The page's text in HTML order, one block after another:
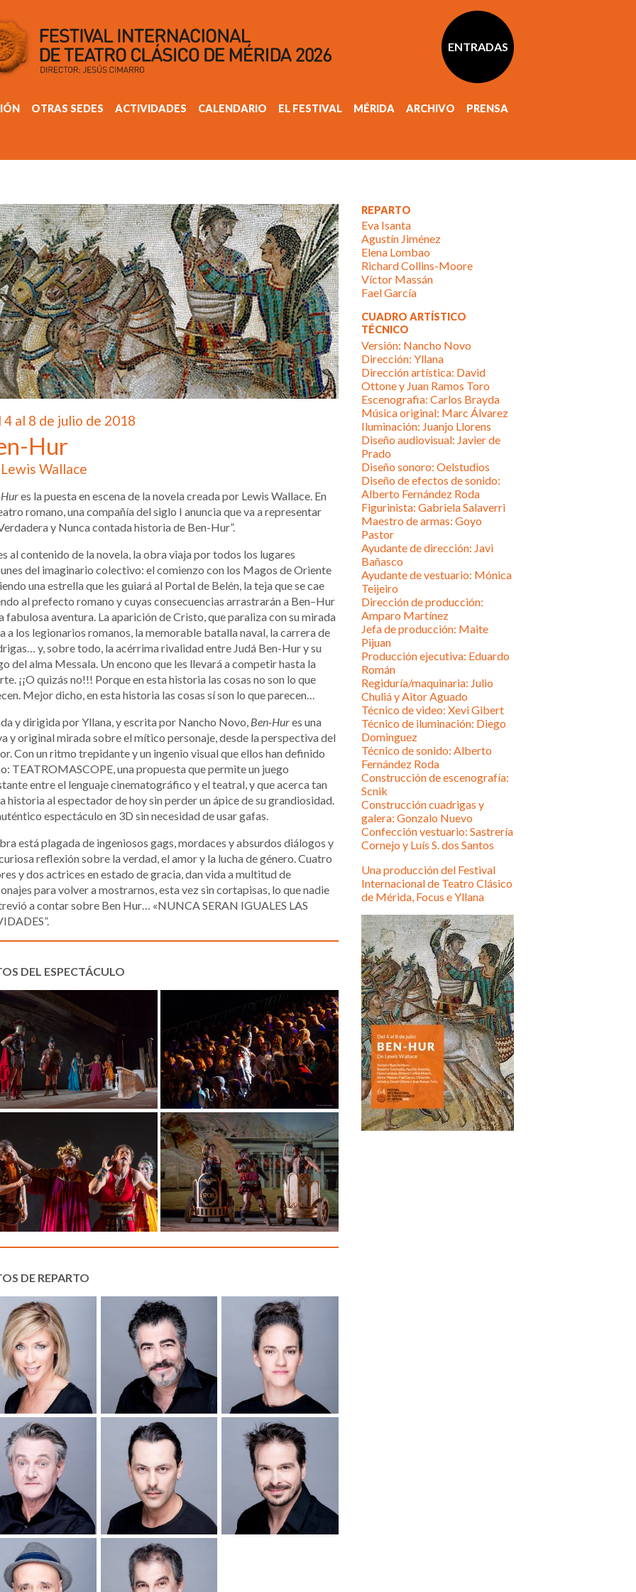
ENTRADAS
OTRAS SEDES ACTIVIDADES CALENDARIO EL FESTIVAL MÉRIDA ARCHIVO PRENSA
4 al 8 de julio de 2018
Hur
Wallace
es la puesta en escena de la novela creada por Lewis Wallace. En
romano, una compañía del siglo I anuncia que va a representar
y Nunca contada historia de Ben-Hur”.
al contenido de la novela, la obra viaja por todos los lugares
del imaginario colectivo: el comienzo con los Magos de Oriente
una estrella que les guiará al Portal de Belén, la teja que se cae
al prefecto romano y cuyas consecuencias arrastrarán a Ben–Hur
fabulosa aventura. La aparición de Cristo, que paraliza con su mirada
a los legionarios romanos, la memorable batalla naval, la carrera de
y, sobre todo, la acérrima rivalidad entre Judá Ben-Hur y su
del alma Messala. Un encono que les llevará a competir hasta la
¡¡O quizás no!!! Porque en esta historia las cosas no son lo que
Mejor dicho, en esta historia las cosas sí son lo que parecen…
y dirigida por Yllana, y escrita por Nancho Novo, Ben-Hures una
y original mirada sobre el mítico personaje, desde la perspectiva del
Con un ritmo trepidante y un ingenio visual que ellos han definido
TEATROMASCOPE, una propuesta que permite un juego
entre el lenguaje cinematográfico y el teatral, y que acerca tan
historia al espectador de hoy sin perder un ápice de su grandiosidad.
espectáculo en 3D sin necesidad de usar gafas.
está plagada de ingeniosos gags, mordaces y absurdos diálogos y
reflexión sobre la verdad, el amor y la lucha de género. Cuatro
y dos actrices en estado de gracia, dan vida a multitud de
para volver a mostrarnos, esta vez sin cortapisas, lo que nadie
a contar sobre Ben Hur… «NUNCA SERAN IGUALES LAS
DEL ESPECTÁCULO
DE REPARTO
REPARTO
Eva Isanta
Agustín Jiménez
Elena Lombao
Richard Collins-Moore
Víctor Massán
Fael García
CUADRO ARTÍSTICO
TÉCNICO
Versión: Nancho Novo
Dirección: Yllana
Dirección artística: David
Ottone y Juan Ramos Toro
Escenografia: Carlos Brayda
Música original: Marc Álvarez
Iluminación: Juanjo Llorens
Diseño audiovisual: Javier de
Prado
Diseño sonoro: Oelstudios
Diseño de efectos de sonido:
Alberto Fernández Roda
Figurinista: Gabriela Salaverri
Maestro de armas: Goyo
Pastor
Ayudante de dirección: Javi
Bañasco
Ayudante de vestuario: Mónica
Teijeiro
Dirección de producción:
Amparo Martínez
Jefa de producción: Maite
Pijuan
Producción ejecutiva: Eduardo
Román
Regiduría/maquinaria: Julio
Chuliá y Aitor Aguado
Técnico de video: Xevi Gibert
Técnico de iluminación: Diego
Dominguez
Técnico de sonido: Alberto
Fernández Roda
Construcción de escenografía:
Scnik
Construcción cuadrigas y
galera: Gonzalo Nuevo
Confección vestuario: Sastrería
Cornejo y Luís S. dos Santos
Una producción del Festival
Internacional de Teatro Clásico
de Mérida, Focus e Yllana